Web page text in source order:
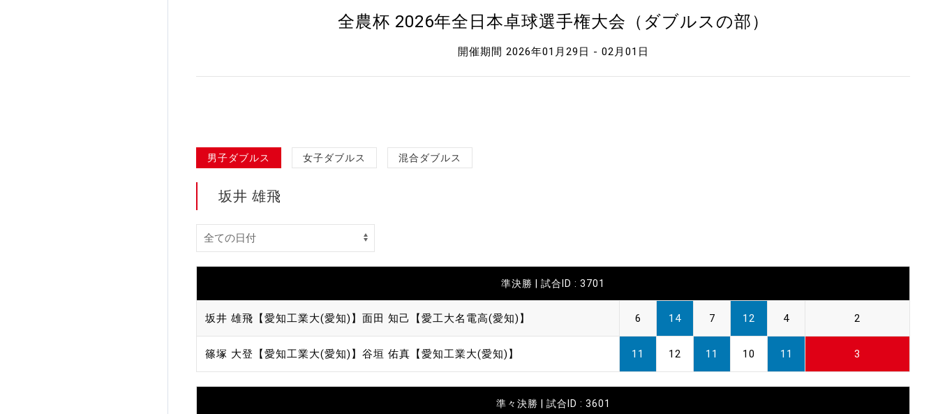
販売品一覧
全農杯 2026年全日本卓球選手権大会（ダブルスの部）
開催期間 2026年01月29日 - 02月01日
男子ダブルス 女子ダブルス 混合ダブルス
坂井 雄飛
準決勝 | 試合ID : 3701
坂井 雄飛【愛知工業大(愛知)】 面田 知己【愛工大名電高(愛知)】 6 14 7 12 4 2
篠塚 大登【愛知工業大(愛知)】 谷垣 佑真【愛知工業大(愛知)】 11 12 11 10 11 3
準々決勝 | 試合ID : 3601